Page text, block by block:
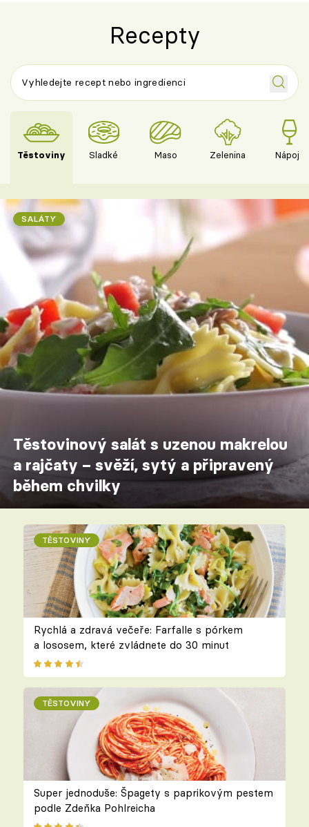
Recepty
Těstoviny Sladké Maso Zelenina Nápoje
SALÁTY
Těstovinový salát s uzenou makrelou
a rajčaty – svěží, sytý a připravený
během chvilky
TĚSTOVINY
Rychlá a zdravá večeře: Farfalle s pórkem
a lososem, které zvládnete do 30 minut
TĚSTOVINY
Super jednoduše: Špagety s paprikovým pestem
podle Zdeňka Pohlreicha